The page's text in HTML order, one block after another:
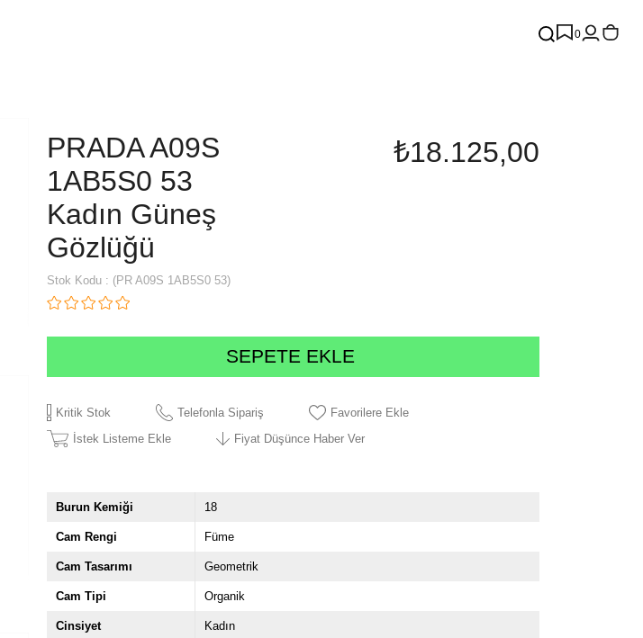
0
PRADA A09S
1AB5S0 53
Kadın Güneş
Gözlüğü
₺18.125,00
Stok Kodu (PR A09S 1AB5S0 53)
Kritik Stok Telefonla Sipariş
Favorilere Ekle
İstek Listeme Ekle
Fiyat Düşünce Haber Ver
Burun Kemiği 18
Cam Rengi Füme
Cam Tasarımı Geometrik
Cam Tipi Organik
Cinsiyet Kadın